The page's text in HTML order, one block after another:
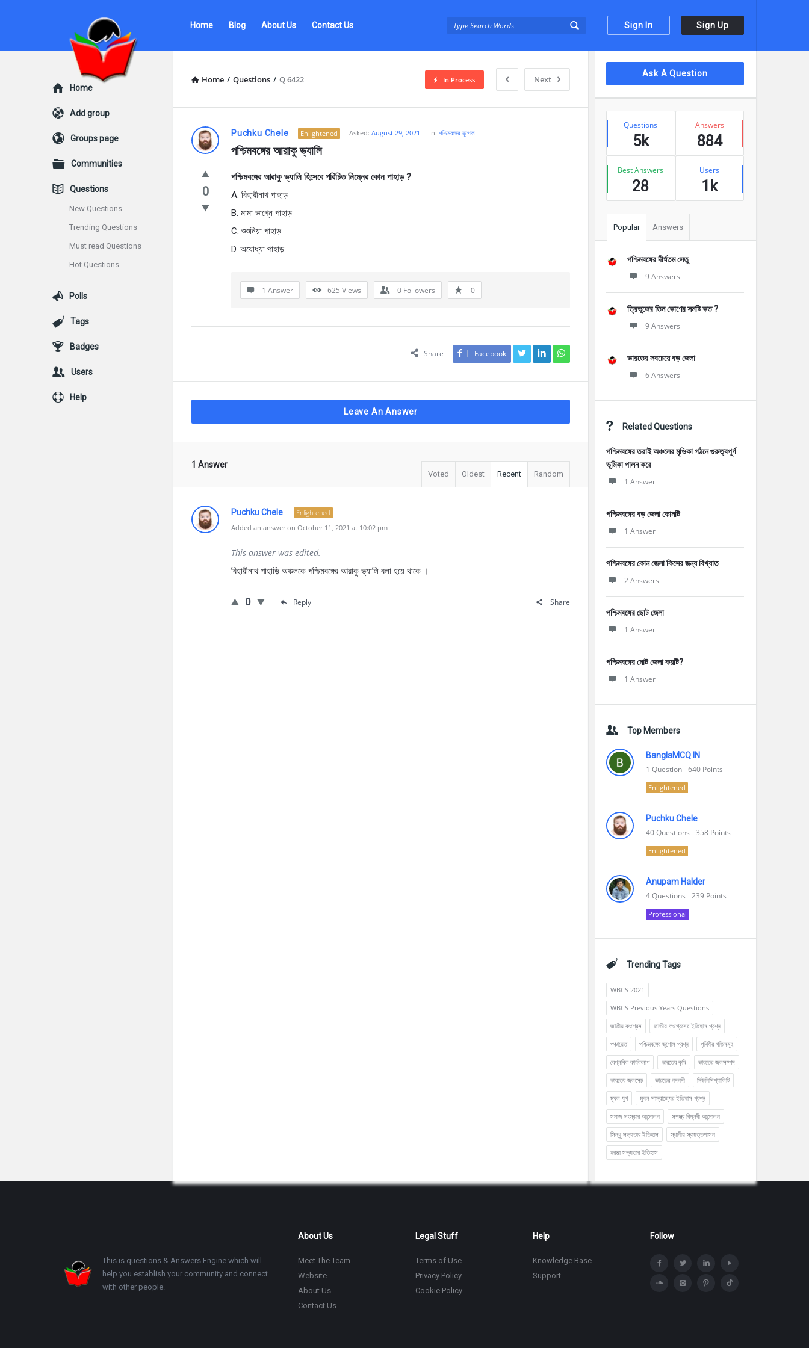
Sign In Sign Up
Questions
BanglaQuiz
Questions
by
BanglaQuiz
Home Blog About Us Contact Us
Home / Questions / Q 6422 Next
In Process
Ask
Questions
by
BanglaQuiz
Latest
Questions
Puchku Chele Enlightened Asked: August 29, 2021 In: পশ্চিমবঙ্গের ভূগোল
পশ্চিমবঙ্গের আরাকু ভ্যালি
0
পশ্চিমবঙ্গের আরাকু ভ্যালি হিসেবে পরিচিত নিম্নের কোন পাহাড় ?
A. বিহারীনাথ পাহাড়
B. মামা ভাগ্নে পাহাড়
C. শুশুনিয়া পাহাড়
D. অযোধ্যা পাহাড়
1 Answer 625 Views 0 Followers 0
Share Facebook
Leave An Answer
1 Answer
Voted Oldest Recent Random
Puchku Chele
Enlightened
Added an answer on October 11, 2021 at 10:02 pm
This answer was edited.
বিহারীনাথ পাহাড়ি অঞ্চলকে পশ্চিমবঙ্গের আরাকু ভ্যালি বলা হয়ে থাকে ।
0 Reply Share
Sidebar
Ask A Question
StatsQuestions
5k
Answers
884
Best Answers
28
Users
1k
Popular Answers
পশ্চিমবঙ্গের দীর্ঘতম সেতু
9 Answers
ত্রিভুজের তিন কোণের সমষ্টি কত ?
9 Answers
ভারতের সবচেয়ে বড় জেলা
6 Answers
Related Questions
পশ্চিমবঙ্গের তরাই অঞ্চলের মৃওিকা গঠনে গুরুত্বপূর্ণ
ভূমিকা পালন করে
1 Answer
পশ্চিমবঙ্গের বড় জেলা কোনটি
1 Answer
পশ্চিমবঙ্গের কোন জেলা কিসের জন্য বিখ্যাত
2 Answers
পশ্চিমবঙ্গের ছোট জেলা
1 Answer
পশ্চিমবঙ্গের মোট জেলা কয়টি?
1 Answer
Top Members
BanglaMCQ IN
1 Question 640 Points
Enlightened
Puchku Chele
40Questions 358 Points
Enlightened
Anupam Halder
4Questions 239 Points
Professional
Trending Tags
WBCS 2021
WBCS Previous Years Questions
জাতীয় কংগ্রেস
জাতীয় কংগ্রেসের ইতিহাস প্রশ্ন
পঞ্চায়েত
পশ্চিমবঙ্গের ভূগোল প্রশ্ন
পৃথিবীর গতিসমূহ
বৈপ্লবিক কার্যকলাপ
ভারতের কৃষি
ভারতের জলসম্পদ
ভারতের জলসেচ
ভারতের নদনদী
মিউনিসিপ্যালিটি
মুঘল যুগ
মুঘল সাম্রাজ্যের ইতিহাস প্রশ্ন
সমাজ সংস্কার আন্দোলন
সশস্ত্র বিপ্লবী আন্দোলন
সিন্ধু সভ্যতার ইতিহাস
স্থানীয় স্বায়ত্তশাসন
হরপ্পা সভ্যতার ইতিহাস
Explore
Home
Add group
Groups page
Communities
Questions
New Questions
Trending Questions
Must read Questions
Hot Questions
Polls
Tags
Badges
Users
Help
This is questions & Answers Engine which will
help you establish your community and connect
with other people.
About Us
Meet The Team
Website
About Us
Contact Us
Legal Stuff
Terms of Use
Privacy Policy
Cookie Policy
Help
Knowledge Base
Support
Follow